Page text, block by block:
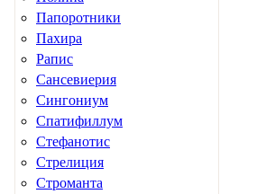
Папоротники
Пахира
Рапис
Сансевиерия
Сингониум
Спатифиллум
Стефанотис
Стрелиция
Строманта